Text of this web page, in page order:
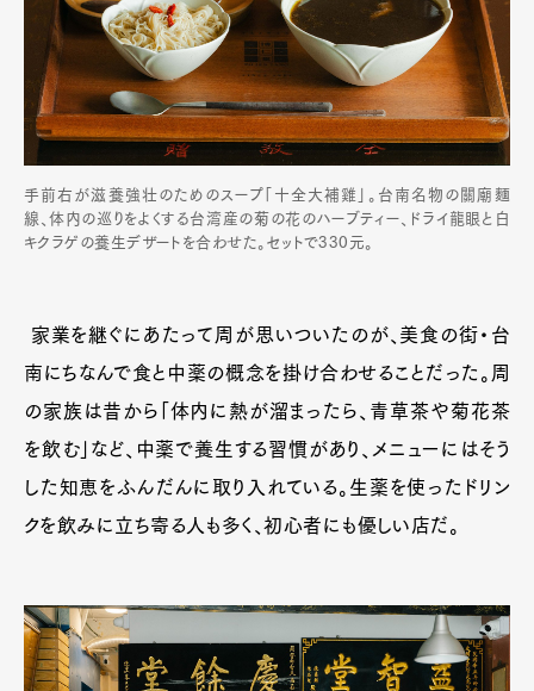
手前右が滋養強壮のためのスープ「十全大補雞」。台南名物の關廟麵
線、体内の巡りをよくする台湾産の菊の花のハーブティー、ドライ龍眼と白
キクラゲの養生デザートを合わせた。セットで330元。
家業を継ぐにあたって周が思いついたのが、美食の街・台
南にちなんで食と中薬の概念を掛け合わせることだった。周
の家族は昔から「体内に熱が溜まったら、青草茶や菊花茶
を飲む」など、中薬で養生する習慣があり、メニューにはそう
した知恵をふんだんに取り入れている。生薬を使ったドリン
クを飲みに立ち寄る人も多く、初心者にも優しい店だ。